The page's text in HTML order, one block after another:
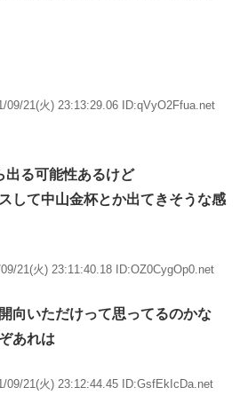
09/21(火) 23:13:29.06 ID:qVyO2Ffua.net
出る可能性あるけど
して中山金杯とか出てきそうな感
09/21(火) 23:11:40.18 ID:OZ0CygOp0.net
向いただけって思ってるのかな
あれは
09/21(火) 23:12:44.45 ID:GsfEkIcDa.net